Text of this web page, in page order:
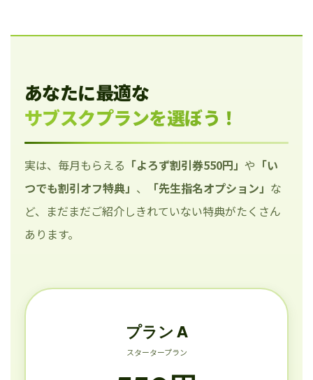
あなたに最適な
サブスクプランを選ぼう！
実は、毎月もらえる 「よろず割引券550円」 や 「い
つでも割引オフ特典」 、 「先生指名オプション」 な
ど、まだまだご紹介しきれていない特典がたくさん
あります。
プラン A
スタータープラン